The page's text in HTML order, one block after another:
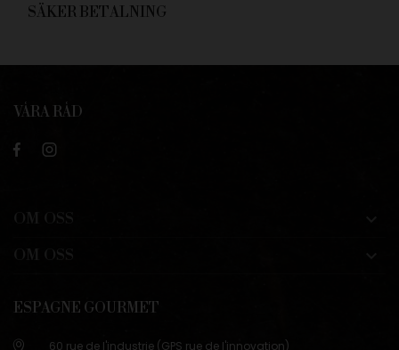
SÄKER BETALNING
VÅRA RÅD
ESPAGNE GOURMET
60 rue de l'industrie (GPS rue de l'innovation)